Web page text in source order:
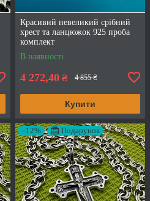
Красивий невеликий срібний
хрест та ланцюжок 925 проба
комплект
В наявності
4 272,40 ₴ 4 855 ₴
Купити
–12% Подарунок